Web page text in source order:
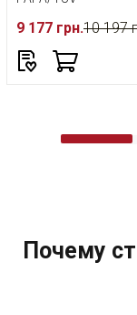
9 177 грн.10 197
Почему